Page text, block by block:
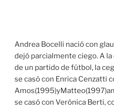
Andrea Bocelli nació con
dejó parcialmente ciego. A la
de un partido de fútbol, la
se casó con Enrica Cenzatti
se casó con Verónica Berti,